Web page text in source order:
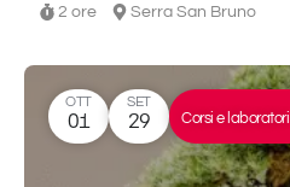
2 ore Serra San Bruno
OTT
01
SET
29 Corsi e laboratori